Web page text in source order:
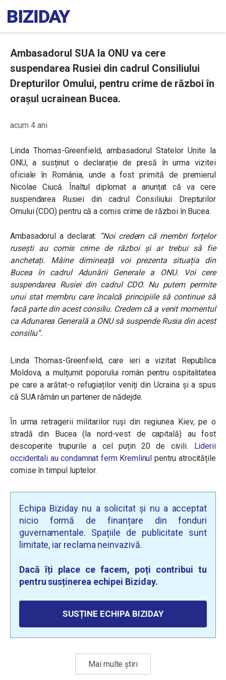
Ambasadorul SUA la ONU va cere
suspendarea Rusiei din cadrul Consiliului
Drepturilor Omului, pentru crime de război în
orașul ucrainean Bucea.
acum 4 ani
Linda Thomas-Greenfield, ambasadorul Statelor Unite la
ONU, a susținut o declarație de presă în urma vizitei
oficiale în România, unde a fost primită de premierul
Nicolae Ciucă. Înaltul diplomat a anunțat că va cere
suspendarea Rusiei din cadrul Consiliului Drepturilor
Omului (CDO) pentru că a comis crime de război în Bucea.
Ambasadorul a declarat: ”Noi credem că membri forțelor
rusești au comis crime de război și ar trebui să fie
anchetați. Mâine dimineață voi prezenta situația din
Bucea în cadrul Adunării Generale a ONU. Voi cere
suspendarea Rusiei din cadrul CDO. Nu putem permite
unui stat membru care încalcă principiile să continue să
facă parte din acest consiliu. Credem că a venit momentul
ca Adunarea Generală a ONU să suspende Rusia din acest
consiliu”.
Linda Thomas-Greenfield, care ieri a vizitat Republica
Moldova, a mulțumit poporului român pentru ospitalitatea
pe care a arătat-o refugiaților veniți din Ucraina și a spus
că SUA rămân un partener de nădejde.
În urma retragerii militarilor ruși din regiunea Kiev, pe o
stradă din Bucea (la nord-vest de capitală) au fost
descoperite trupurile a cel puțin 20 de civili. Liderii
occidentali au condamnat ferm Kremlinul pentru atrocitățile
comise în timpul luptelor.
Echipa Biziday nu a solicitat și nu a acceptat
nicio formă de finanțare din fonduri
guvernamentale. Spațiile de publicitate sunt
limitate, iar reclama neinvazivă.
Dacă îți place ce facem, poți contribui tu
pentru susținerea echipei Biziday.
SUSȚINE ECHIPA BIZIDAY
Mai multe știri